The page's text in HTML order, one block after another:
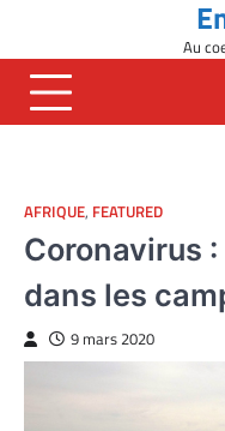
content
Au
AFRIQUE, FEATURED
Coronavirus
dans les
9 mars 2020